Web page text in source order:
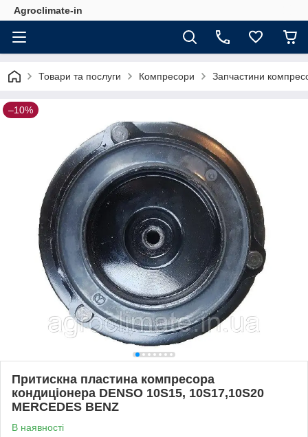
Agroclimate-in
Товари та послуги Компресори Запчастини
–10%
Притискна пластина компресора
кондиціонера DENSO 10S15, 10S17,10S20
MERCEDES BENZ
В наявності